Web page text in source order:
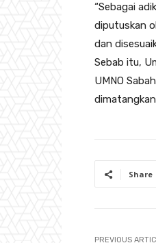
“Sebagai
diputuskan
dan
Sebab itu,
UMNO
Share
PREVIOUS